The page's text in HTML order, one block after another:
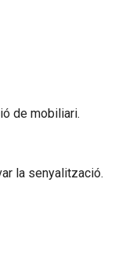
de mobiliari.
la senyalització.